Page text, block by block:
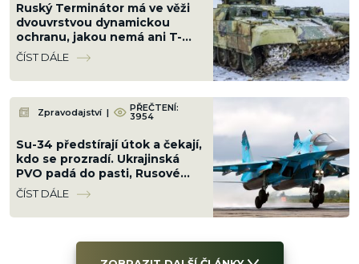
Ruský Terminátor má ve věži
dvouvrstvou dynamickou
ochranu, jakou nemá ani T-
90M. Čínský nadšenec odhalil
složení pancíře
ČÍST DÁLE
Zpravodajství | PŘEČTENÍ:
3954
Su-34 předstírají útok a čekají,
kdo se prozradí. Ukrajinská
PVO padá do pasti, Rusové
přišli na důmyslnou taktiku
ČÍST DÁLE